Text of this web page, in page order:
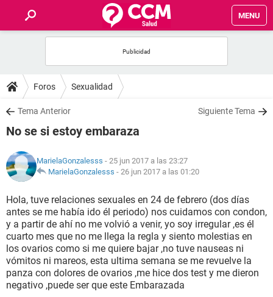
MENU
FOROS
SALUD
NUTRICIÓN
BIENESTAR
SEXUALIDAD
GLOSARIO
Foros Sexualidad
Tema Anterior Siguiente Tema
No se si estoy embaraza
MarielaGonzalesss - 25 jun 2017 a las 23:27
MarielaGonzalesss - 26 jun 2017 a las 01:20
Hola, tuve relaciones sexuales en 24 de febrero (dos días
antes se me había ido él periodo) nos cuidamos con condon,
y a partir de ahí no me volvió a venir, yo soy irregular ,es él
cuarto mes que no me llega la regla y siento molestias en
los ovarios como si me quiere bajar ,no tuve nauseas ni
vómitos ni mareos, esta ultima semana se me revuelve la
panza con dolores de ovarios ,me hice dos test y me dieron
negativo ,puede ser que este Embarazada